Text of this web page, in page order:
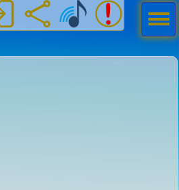
Men
ú